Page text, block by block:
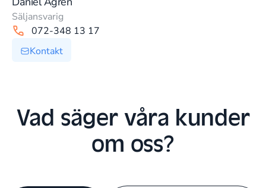
Säljansvarig
072-348 13 17
Kontakt
Vad säger våra kunder
om oss?